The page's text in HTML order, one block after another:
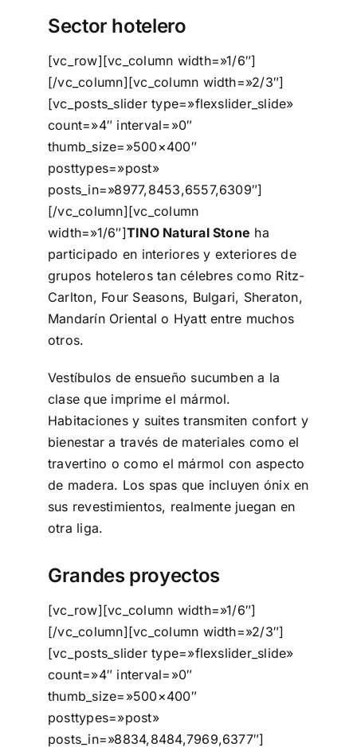
Sector hotelero
[vc_row][vc_column width=»1/6″]
[/vc_column][vc_column width=»2/3″]
[vc_posts_slider type=»flexslider_slide»
count=»4″ interval=»0″
thumb_size=»500×400″
posttypes=»post»
posts_in=»8977,8453,6557,6309″]
[/vc_column][vc_column
width=»1/6″]TINO Natural Stone ha
participado en interiores y exteriores de
grupos hoteleros tan célebres como Ritz-
Carlton, Four Seasons, Bulgari, Sheraton,
Mandarín Oriental o Hyatt entre muchos
otros.
Vestíbulos de ensueño sucumben a la
clase que imprime el mármol.
Habitaciones y suites transmiten confort y
bienestar a través de materiales como el
travertino o como el mármol con aspecto
de madera. Los spas que incluyen ónix en
sus revestimientos, realmente juegan en
otra liga.
Grandes proyectos
[vc_row][vc_column width=»1/6″]
[/vc_column][vc_column width=»2/3″]
[vc_posts_slider type=»flexslider_slide»
count=»4″ interval=»0″
thumb_size=»500×400″
posttypes=»post»
posts_in=»8834,8484,7969,6377″]